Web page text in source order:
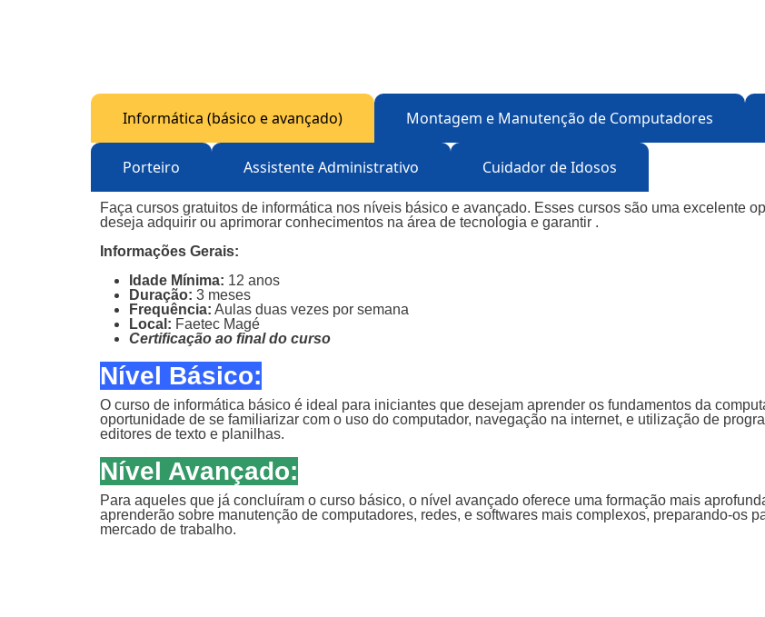
Informática (básico e avançado) Montagem e Manutenção de Computadores
Porteiro Assistente Administrativo Cuidador de Idosos
Faça cursos gratuitos de informática nos níveis básico e avançado. Esses cursos são uma excelente
deseja adquirir ou aprimorar conhecimentos na área de tecnologia e garantir .
Informações Gerais:
Idade Mínima: 12 anos
Duração: 3 meses
Frequência: Aulas duas vezes por semana
Local: Faetec Magé
Certificação ao final do curso
Nível Básico:
O curso de informática básico é ideal para iniciantes que desejam aprender os fundamentos da
oportunidade de se familiarizar com o uso do computador, navegação na internet, e utilização de
editores de texto e planilhas.
Nível Avançado:
Para aqueles que já concluíram o curso básico, o nível avançado oferece uma formação mais
aprenderão sobre manutenção de computadores, redes, e softwares mais complexos, preparando-os
mercado de trabalho.